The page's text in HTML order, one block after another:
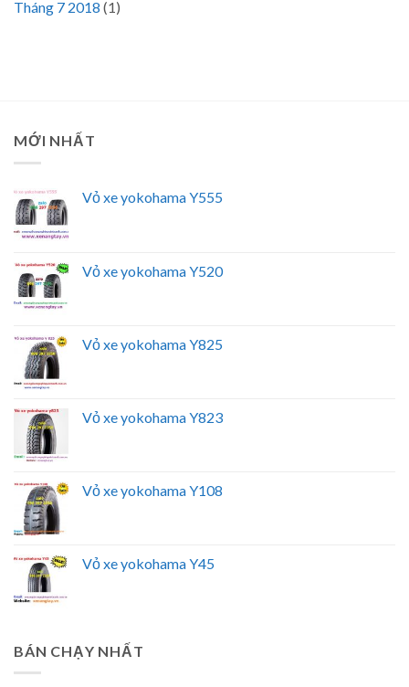
Tháng 7 2018 (1)
MỚI NHẤT
Vỏ xe yokohama Y555
Vỏ xe yokohama Y520
Vỏ xe yokohama Y825
Vỏ xe yokohama Y823
Vỏ xe yokohama Y108
Vỏ xe yokohama Y45
BÁN CHẠY NHẤT